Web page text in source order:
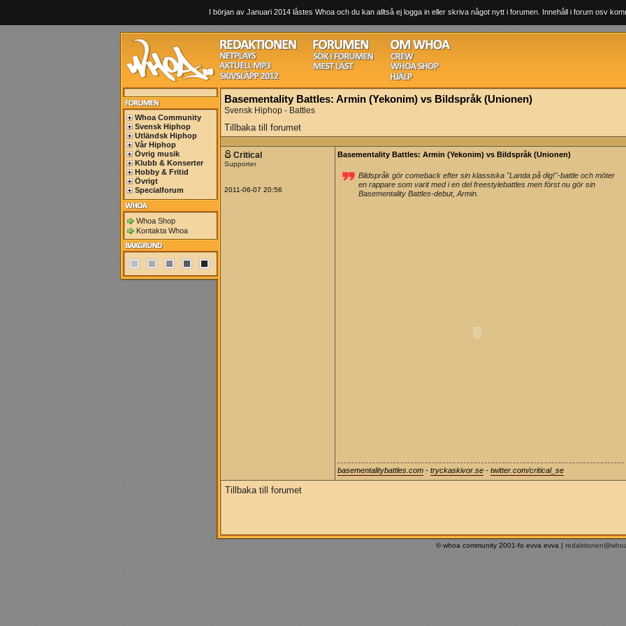
I början av Januari 2014 låstes Whoa och du kan alltså ej logga in eller skriva något nytt i forumen. Innehåll i forum osv
Whoa Community
Svensk Hiphop
Utländsk Hiphop
Vår Hiphop
Övrig musik
Klubb & Konserter
Hobby & Fritid
Övrigt
Specialforum
Whoa Shop
Kontakta Whoa
Basementality Battles: Armin (Yekonim) vs Bildspråk (Unionen)
Svensk Hiphop - Battles
Tillbaka till forumet
Critical
Supporter
2011-06-07 20:56
Basementality Battles: Armin (Yekonim) vs Bildspråk (Unionen)
Bildspråk gör comeback efter sin klassiska "Landa på dig!"-battle och möter
en rappare som varit med i en del freestylebattles men först nu gör sin
Basementality Battles-debut, Armin.
basementalitybattles.com - tryckaskivor.se - twitter.com/critical_se
Tillbaka till forumet
© whoa community 2001-fo evva evva |